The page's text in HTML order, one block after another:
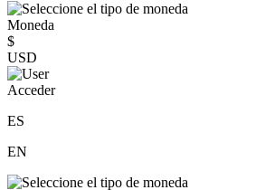
Moneda
$
USD
Acceder
ES
EN